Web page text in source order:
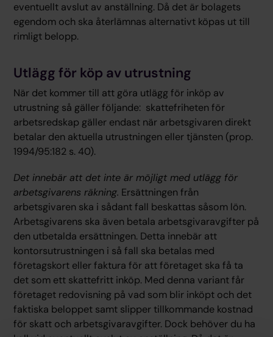
eventuellt avslut av anställning. Då det är bolagets
egendom och ska återlämnas alternativt köpas ut till
rimligt belopp.
Utlägg för köp av utrustning
När det kommer till att göra utlägg för inköp av
utrustning så gäller följande: skattefriheten för
arbetsredskap gäller endast när arbetsgivaren direkt
betalar den aktuella utrustningen eller tjänsten (prop.
1994/95:182 s. 40).
Det innebär att det inte är möjligt med utlägg för
arbetsgivarens räkning. Ersättningen från
arbetsgivaren ska i sådant fall beskattas såsom lön.
Arbetsgivarens ska även betala arbetsgivaravgifter på
den utbetalda ersättningen. Detta innebär att
kontorsutrustningen i så fall ska betalas med
företagskort eller faktura för att företaget ska få ta
det som ett skattefritt inköp. Med denna variant får
företaget redovisning på vad som blir inköpt och det
faktiska beloppet samt slipper tillkommande kostnad
för skatt och arbetsgivaravgifter. Dock behöver du ha